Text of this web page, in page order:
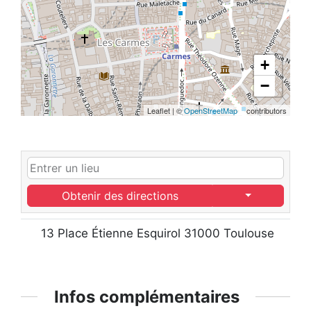
+
−
Leaflet | ©OpenStreetMap contributors
Obtenir des directions
13 Place Étienne Esquirol 31000 Toulouse
Infos complémentaires